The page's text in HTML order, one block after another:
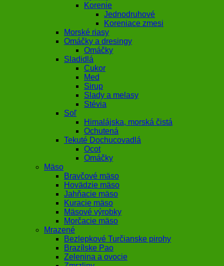
Korenie
Jednodruhové
Koreniace zmesi
Morské riasy
Omáčky a dresingy
Omáčky
Sladidlá
Cukor
Med
Sirup
Slady a melasy
Stévia
Soľ
Himalájska, morská čistá
Ochutená
Tekuté Dochucovadlá
Ocot
Omáčky
Mäso
Bravčové mäso
Hovädzie mäso
Jahňacie mäso
Kuracie mäso
Mäsové výrobky
Morčacie mäso
Mrazené
Bezlepkové Turčianske pirohy
Brazílske Pao
Zelenina a ovocie